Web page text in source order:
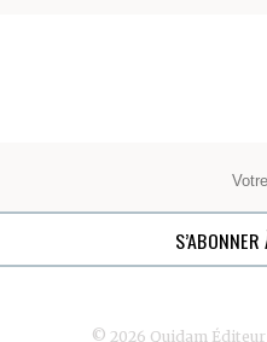
© 2026 Quidam Éditeur